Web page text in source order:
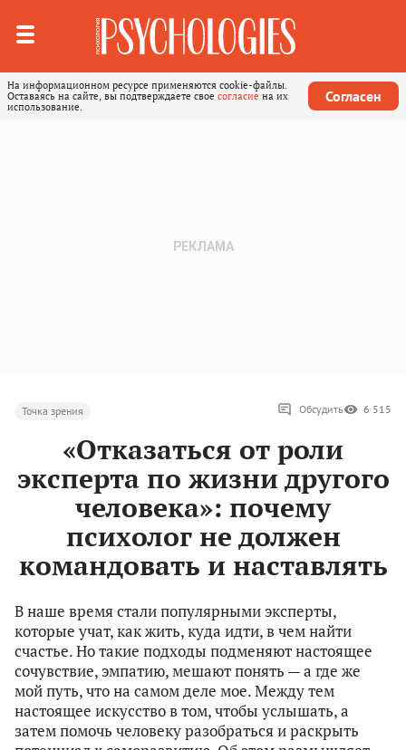
На информационном ресурсе применяются cookie-файлы.
Оставаясь на сайте, вы подтверждаете свое согласие на их
использование.
Согласен
Точка зрения Обсудить 6 515
«Отказаться от роли
эксперта по жизни другого
человека»: почему
психолог не должен
командовать и наставлять
В наше время стали популярными эксперты,
которые учат, как жить, куда идти, в чем найти
счастье. Но такие подходы подменяют настоящее
сочувствие, эмпатию, мешают понять — а где же
мой путь, что на самом деле мое. Между тем
настоящее искусство в том, чтобы услышать, а
затем помочь человеку разобраться и раскрыть